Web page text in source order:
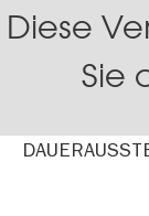
Diese
Sie